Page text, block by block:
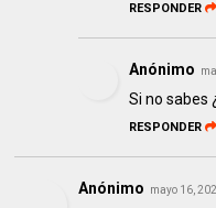
RESPONDER
Anónimo
Si no sabes
RESPONDER
Anónimo mayo 16,